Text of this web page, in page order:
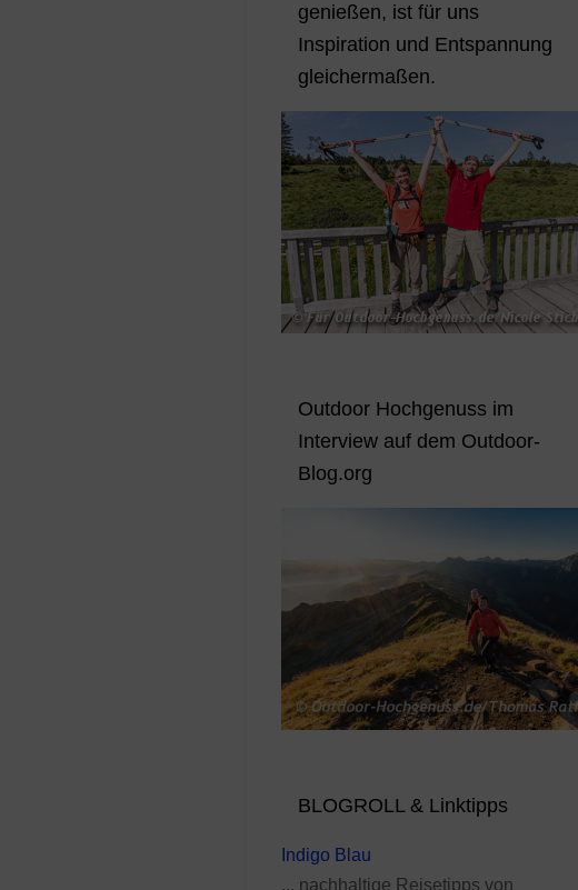
genießen, ist für uns
Inspiration und Entspannung
gleichermaßen.
Outdoor Hochgenuss im
Interview auf dem Outdoor-
Blog.org
BLOGROLL & Linktipps
Indigo Blau
... nachhaltige Reisetipps von